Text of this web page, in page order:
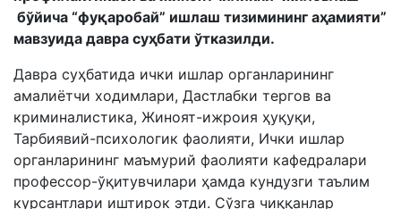
бўйича “фуқаробай” ишлаш тизимининг аҳамияти”
мавзуида давра суҳбати ўтказилди.
Давра суҳбатида ички ишлар органларининг
амалиётчи ходимлари, Дастлабки тергов ва
криминалистика, Жиноят-ижроия ҳуқуқи,
Тарбиявий-психологик фаолияти, Ички ишлар
органларининг маъмурий фаолияти кафедралари
профессор-ўқитувчилари ҳамда кундузги таълим
курсантлари иштирок этди. Сўзга чиққанлар